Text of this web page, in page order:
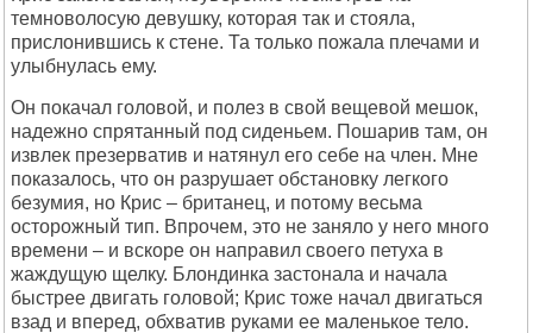
темноволосую девушку, которая так и стояла,
прислонившись к стене. Та только пожала плечами и
улыбнулась ему.
Он покачал головой, и полез в свой вещевой мешок,
надежно спрятанный под сиденьем. Пошарив там, он
извлек презерватив и натянул его себе на член. Мне
показалось, что он разрушает обстановку легкого
безумия, но Крис – британец, и потому весьма
осторожный тип. Впрочем, это не заняло у него много
времени – и вскоре он направил своего петуха в
жаждущую щелку. Блондинка застонала и начала
быстрее двигать головой; Крис тоже начал двигаться
взад и вперед, обхватив руками ее маленькое тело.